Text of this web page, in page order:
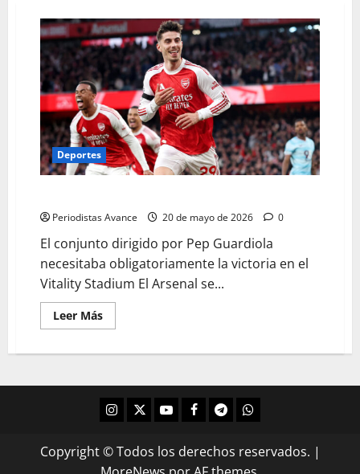
Deportes
Periodistas Avance 20 de mayo de 2026 0
El conjunto dirigido por Pep Guardiola
necesitaba obligatoriamente la victoria en el
Vitality Stadium El Arsenal se...
Leer Más
Copyright © Todos los derechos reservados. |